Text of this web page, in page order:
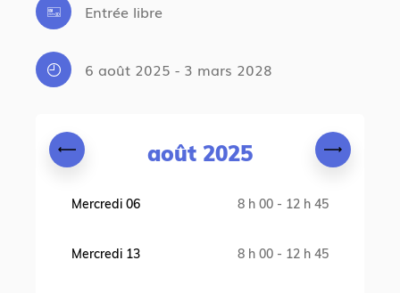
Entrée libre
6 août 2025 - 3 mars 2028
août 2025
Mercredi 06 8 h 00 - 12 h 45
Mercredi 13 8 h 00 - 12 h 45